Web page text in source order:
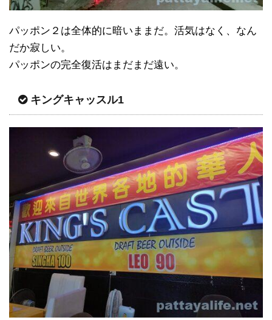
パッポン２は全体的に暗いままだ。活気はなく、なん
だか寂しい。
パッポンの完全復活はまだまだ遠い。
キングキャッスル1